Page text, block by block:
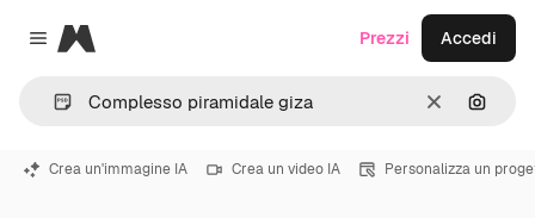
Close menu
Magnific
CancellaCerca
Prezzi Accedi
Crea un'immagine IA Crea un video IA Personalizza un